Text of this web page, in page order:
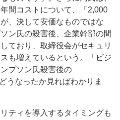
間コストについて、「2,000
、決して安価なものではな
ン氏の殺害後、企業幹部の間
ており、取締役会がセキュリ
も増えているという。「ビジ
プソン氏殺害後の
うなったか見ればわかりま
ティを導入するタイミングも